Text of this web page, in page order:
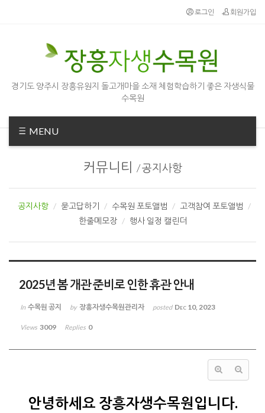
로그인 회원가입
경기도 양주시 장흥유원지 돌고개마을 소재 체험학습하기 좋은 자생식물
수목원
MENU
커뮤니티 /공지사항
공지사항 묻고답하기 수목원 포토앨범
고객참여 포토앨범
한줄메모장
행사 일정 캘린더
2025년 봄 개관 준비로 인한 휴관 안내
In 수목원 공지 by 장흥자생수목원관리자 posted Dec 10, 2023
Views 3009 Replies 0
안녕하세요 장흥자생수목원입니다.